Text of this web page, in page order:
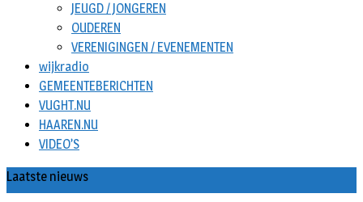
JEUGD / JONGEREN
OUDEREN
VERENIGINGEN / EVENEMENTEN
wijkradio
GEMEENTEBERICHTEN
VUGHT.NU
HAAREN.NU
VIDEO’S
Laatste nieuws